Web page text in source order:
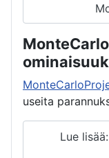
useita
Lue